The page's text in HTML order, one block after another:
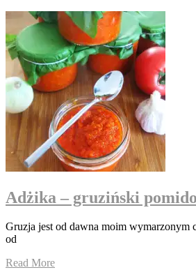
Adżika – gruziński
Gruzja jest od dawna moim wymarzonym
od
Read More